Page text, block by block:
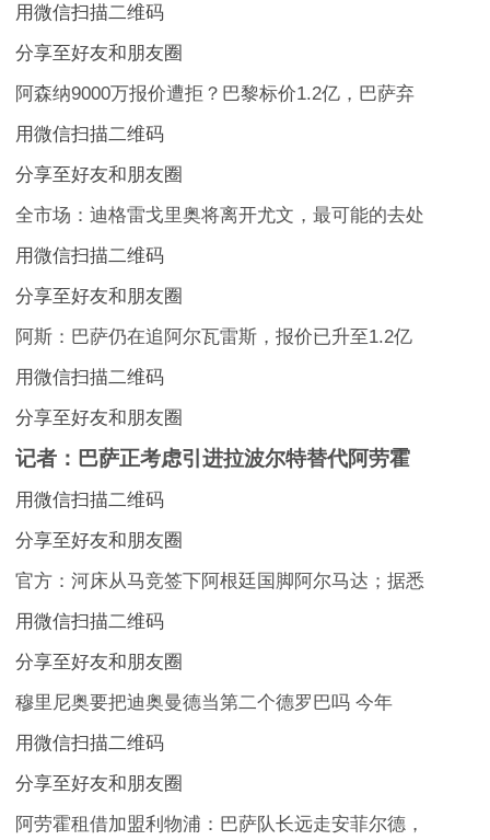
用微信扫描二维码
分享至好友和朋友圈
阿森纳9000万报价遭拒？巴黎标价1.2亿，巴萨弃
用微信扫描二维码
分享至好友和朋友圈
全市场：迪格雷戈里奥将离开尤文，最可能的去处
用微信扫描二维码
分享至好友和朋友圈
阿斯：巴萨仍在追阿尔瓦雷斯，报价已升至1.2亿
用微信扫描二维码
分享至好友和朋友圈
记者：巴萨正考虑引进拉波尔特替代阿劳霍
用微信扫描二维码
分享至好友和朋友圈
官方：河床从马竞签下阿根廷国脚阿尔马达；据悉
用微信扫描二维码
分享至好友和朋友圈
穆里尼奥要把迪奥曼德当第二个德罗巴吗 今年
用微信扫描二维码
分享至好友和朋友圈
阿劳霍租借加盟利物浦：巴萨队长远走安菲尔德，